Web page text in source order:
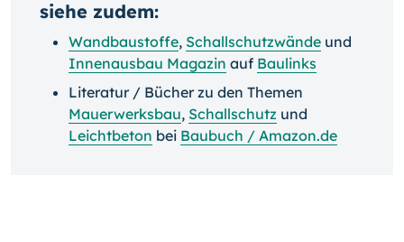
siehe zudem:
Wandbaustoffe, Schallschutzwände und
Innenausbau Magazin auf Baulinks
Literatur / Bücher zu den Themen
Mauerwerksbau, Schallschutz und
Leichtbeton bei Baubuch / Amazon.de